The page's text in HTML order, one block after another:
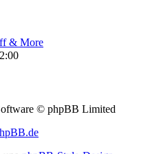
& More
© phpBB Limited